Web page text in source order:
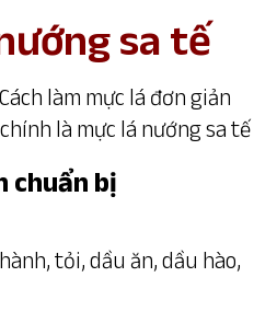
sa tế
làm mực lá đơn giản
là mực lá nướng sa tế
chuẩn bị
tỏi, dầu ăn, dầu hào,